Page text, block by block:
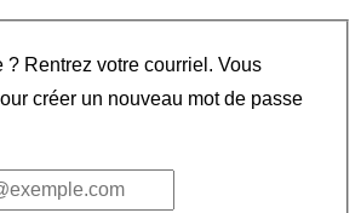
? Rentrez votre courriel. Vous
créer un nouveau mot de passe